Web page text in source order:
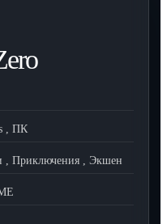
, ПК
, Приключения , Экшен